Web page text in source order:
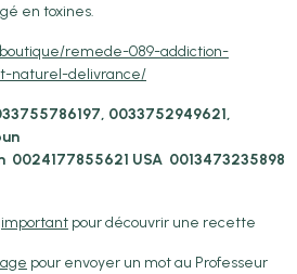
en toxines.
remede-089-addiction-
naturel-delivrance/
0033752949621,
0024177855621 USA 0013473235898
important pour découvrir une recette
pour envoyer un mot au Professeur